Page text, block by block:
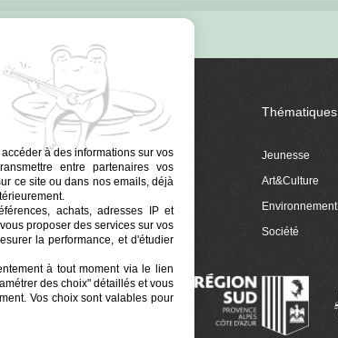
La radio
Ré-écouter
Actualités
Programmation
Grenouille Euphonia
Thématiques
Jeunesse
Art&Culture
Environnement
Société
à des informations sur vos
entre partenaires vos
ce site ou dans nos emails, déjà
achats, adresses IP et
proposer des services sur vos
la performance, et d'étudier
à tout moment via le lien
des choix" détaillés et vous
Vos choix sont valables pour